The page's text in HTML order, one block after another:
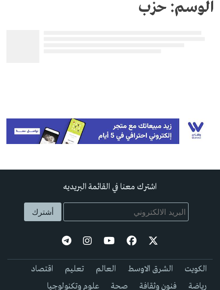
الوسم: حزب
اشترك معنا في القائمة البريديه
الكويت الشرق الاوسط العالم تعليم
اقتصاد
رياضة
فنون وثقافة صحة علوم وتكنولوجيا